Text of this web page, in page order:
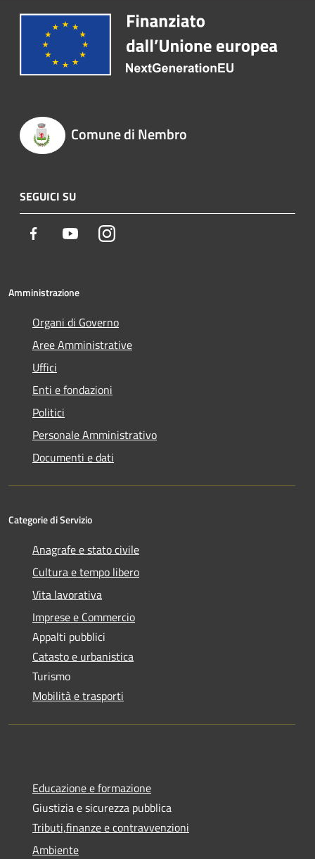
Comune di Nembro
SEGUICI SU
Facebook YoutubeInstagram
Amministrazione
Organi di Governo
Aree Amministrative
Uffici
Enti e fondazioni
Politici
Personale Amministrativo
Documenti e dati
Categorie di Servizio
Anagrafe e stato civile
Cultura e tempo libero
Vita lavorativa
Imprese e Commercio
Appalti pubblici
Catasto e urbanistica
Turismo
Mobilità e trasporti
Educazione e formazione
Giustizia e sicurezza pubblica
Tributi,finanze e contravvenzioni
Ambiente